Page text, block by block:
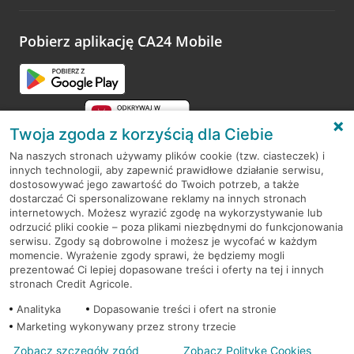
opinie.
Pobierz aplikację CA24 Mobile
RODO
Regulamin serwisu
Mapa serwisu
PolitykaCookies
Twoja zgoda z korzyścią dla Ciebie
Na naszych stronach używamy plików cookie (tzw. ciasteczek) i
innych technologii, aby zapewnić prawidłowe działanie serwisu,
dostosowywać jego zawartość do Twoich potrzeb, a także
dostarczać Ci spersonalizowane reklamy na innych stronach
internetowych. Możesz wyrazić zgodę na wykorzystywanie lub
odrzucić pliki cookie – poza plikami niezbędnymi do funkcjonowania
serwisu. Zgody są dobrowolne i możesz je wycofać w każdym
momencie. Wyrażenie zgody sprawi, że będziemy mogli
prezentować Ci lepiej dopasowane treści i oferty na tej i innych
stronach Credit Agricole.
Analityka
Dopasowanie treści i ofert na stronie
Marketing wykonywany przez strony trzecie
Zobacz szczegóły zgód Zobacz Politykę Cookies